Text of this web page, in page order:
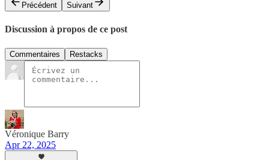
Précédent
Suivant
Discussion à propos de ce post
Commentaires Restacks
Véronique Barry
Apr 22, 2025